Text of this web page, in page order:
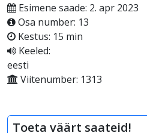
Esimene saade: 2. apr 2023
Osa number: 13
Kestus: 15 min
Keeled:
eesti
Viitenumber: 1313
Toeta väärt saateid!